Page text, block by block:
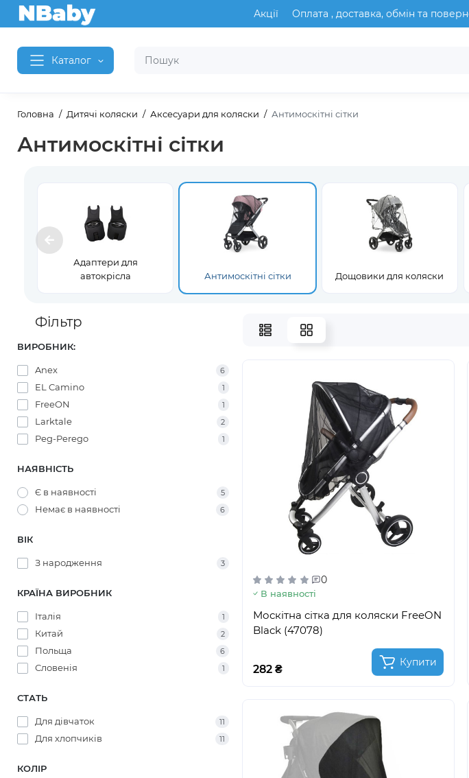
Акції Оплата , доставка, обмін та
Каталог
Головна Дитячі коляски Аксесуари для коляски Антимоскітні сітки
Антимоскітні сітки
Адаптери для
автокрісла
Антимоскітні сітки Дощовики для коляски
Фільтр
ВИРОБНИК:
Anex 6
EL Camino 1
FreeON 1
Larktale 2
Peg-Perego 1
НАЯВНІСТЬ
Є в наявності 5
Немає в наявності 6
ВІК
З народження 3
КРАЇНА ВИРОБНИК
Італія 1
Китай 2
Польща 6
Словенія 1
СТАТЬ
Для дівчаток 11
Для хлопчиків 11
КОЛІР
0
В наявності
Москітна сітка для коляски FreeON
Black (47078)
282 ₴
Купити